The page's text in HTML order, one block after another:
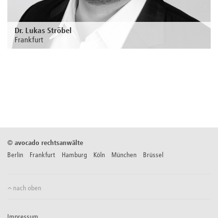
Jan Peter Voß
© avocado rechtsanwälte
Berlin Frankfurt Hamburg Köln München Brüssel
nach oben